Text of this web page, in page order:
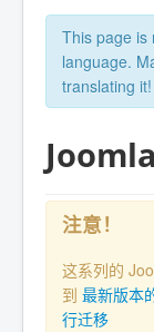
This page is
language.
translating
注意！
这系列的
到 最新版本
行迁移